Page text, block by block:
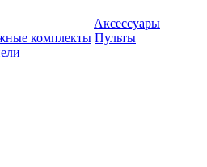
Аксессуары
комплекты Пульты